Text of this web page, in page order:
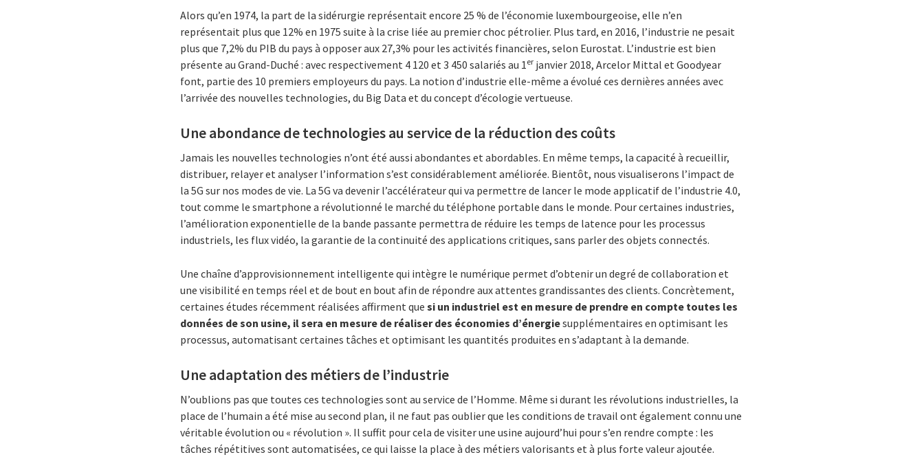
Alors qu’en 1974, la part de la sidérurgie représentait encore 25 % de l’économie luxembourgeoise, elle n’en
représentait plus que 12% en 1975 suite à la crise liée au premier choc pétrolier. Plus tard, en 2016, l’industrie ne pesait
plus que 7,2% du PIB du pays à opposer aux 27,3% pour les activités financières, selon Eurostat. L’industrie est bien
présente au Grand-Duché : avec respectivement 4 120 et 3 450 salariés au 1er janvier 2018, Arcelor Mittal et Goodyear
font, partie des 10 premiers employeurs du pays. La notion d’industrie elle-même a évolué ces dernières années avec
l’arrivée des nouvelles technologies, du Big Data et du concept d’écologie vertueuse.
Une abondance de technologies au service de la réduction des coûts
Jamais les nouvelles technologies n’ont été aussi abondantes et abordables. En même temps, la capacité à recueillir,
distribuer, relayer et analyser l’information s’est considérablement améliorée. Bientôt, nous visualiserons l’impact de
la 5G sur nos modes de vie. La 5G va devenir l’accélérateur qui va permettre de lancer le mode applicatif de l’industrie 4.0,
tout comme le smartphone a révolutionné le marché du téléphone portable dans le monde. Pour certaines industries,
l’amélioration exponentielle de la bande passante permettra de réduire les temps de latence pour les processus
industriels, les flux vidéo, la garantie de la continuité des applications critiques, sans parler des objets connectés.
Une chaîne d’approvisionnement intelligente qui intègre le numérique permet d’obtenir un degré de collaboration et
une visibilité en temps réel et de bout en bout afin de répondre aux attentes grandissantes des clients. Concrètement,
certaines études récemment réalisées affirment quesi un industriel est en mesure de prendre en compte toutes les
données de son usine, il sera en mesure de réaliser des économies d’énergiesupplémentaires en optimisant les
processus, automatisant certaines tâches et optimisant les quantités produites en s’adaptant à la demande.
Une adaptation des métiers de l’industrie
N’oublions pas que toutes ces technologies sont au service de l’Homme. Même si durant les révolutions industrielles, la
place de l’humain a été mise au second plan, il ne faut pas oublier que les conditions de travail ont également connu une
véritable évolution ou « révolution ». Il suffit pour cela de visiter une usine aujourd’hui pour s’en rendre compte : les
tâches répétitives sont automatisées, ce qui laisse la place à des métiers valorisants et à plus forte valeur ajoutée.